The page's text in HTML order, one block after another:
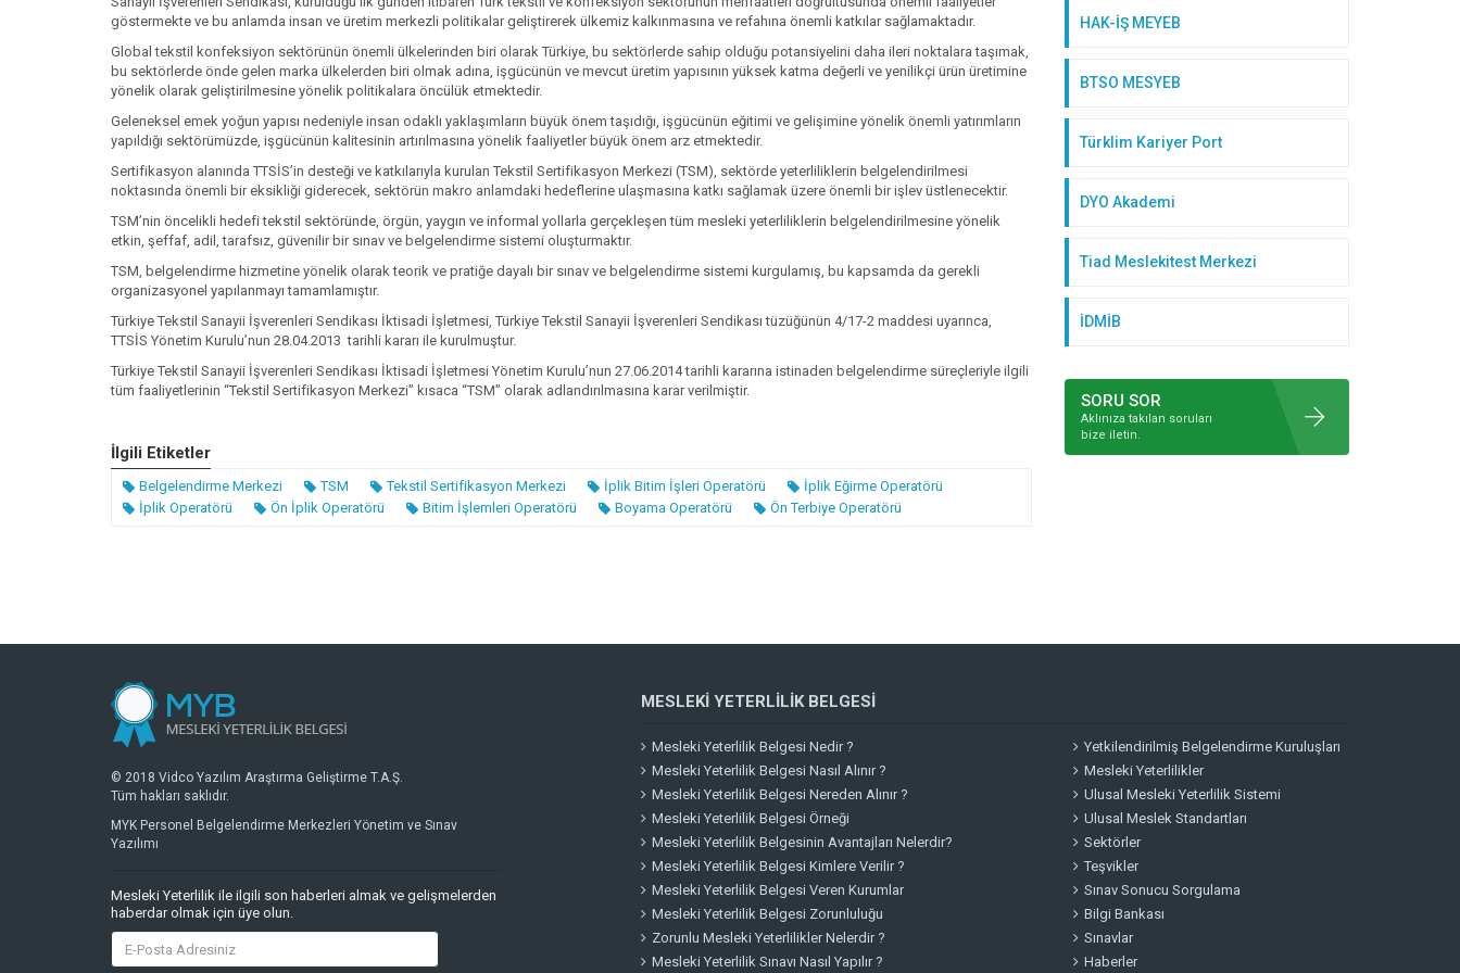
göstermekte ve bu anlamda insan ve üretim merkezli politikalar geliştirerek ülkemiz kalkınmasına ve refahına önemli katkılar sağlamaktadır.
Global tekstil konfeksiyon sektörünün önemli ülkelerinden biri olarak Türkiye, bu sektörlerde sahip olduğu potansiyelini daha ileri noktalara taşımak,
bu sektörlerde önde gelen marka ülkelerden biri olmak adına, işgücünün ve mevcut üretim yapısının yüksek katma değerli ve yenilikçi ürün üretimine
yönelik olarak geliştirilmesine yönelik politikalara öncülük etmektedir.
Geleneksel emek yoğun yapısı nedeniyle insan odaklı yaklaşımların büyük önem taşıdığı, işgücünün eğitimi ve gelişimine yönelik önemli yatırımların
yapıldığı sektörümüzde, işgücünün kalitesinin artırılmasına yönelik faaliyetler büyük önem arz etmektedir.
Sertifikasyon alanında TTSİS’in desteği ve katkılarıyla kurulan Tekstil Sertifikasyon Merkezi (TSM), sektörde yeterliliklerin belgelendirilmesi
noktasında önemli bir eksikliği giderecek, sektörün makro anlamdaki hedeflerine ulaşmasına katkı sağlamak üzere önemli bir işlev üstlenecektir.
TSM’nin öncelikli hedefi tekstil sektöründe, örgün, yaygın ve informal yollarla gerçekleşen tüm mesleki yeterliliklerin belgelendirilmesine yönelik
etkin, şeffaf, adil, tarafsız, güvenilir bir sınav ve belgelendirme sistemi oluşturmaktır.
TSM, belgelendirme hizmetine yönelik olarak teorik ve pratiğe dayalı bir sınav ve belgelendirme sistemi kurgulamış, bu kapsamda da gerekli
organizasyonel yapılanmayı tamamlamıştır.
Türkiye Tekstil Sanayii İşverenleri Sendikası İktisadi İşletmesi, Türkiye Tekstil Sanayii İşverenleri Sendikası tüzüğünün 4/17-2 maddesi uyarınca,
TTSİS Yönetim Kurulu’nun 28.04.2013 tarihli kararı ile kurulmuştur.
Türkiye Tekstil Sanayii İşverenleri Sendikası İktisadi İşletmesi Yönetim Kurulu’nun 27.06.2014 tarihli kararına istinaden belgelendirme süreçleriyle ilgili
tüm faaliyetlerinin “Tekstil Sertifikasyon Merkezi” kısaca “TSM” olarak adlandırılmasına karar verilmiştir.
İlgili Etiketler
Belgelendirme Merkezi TSM Tekstil Sertifikasyon Merkezi İplik Bitim İşleri Operatörü
İplik Eğirme Operatörü
İplik Operatörü
Ön İplik Operatörü Bitim İşlemleri Operatörü Boyama Operatörü Ön Terbiye Operatörü
HAK-İŞ MEYEB
BTSO MESYEB
Türklim Kariyer Port
DYO Akademi
Tiad Meslekitest Merkezi
İDMİB
SORU SOR
Aklınıza takılan soruları
bize iletin.
© 2018 Vidco Yazılım Araştırma Geliştirme T.A.Ş.
Tüm hakları saklıdır.
MYK Personel Belgelendirme Merkezleri Yönetim ve Sınav
Yazılımı
Mesleki Yeterlilik ile ilgili son haberleri almak ve gelişmelerden
haberdar olmak için üye olun.
MESLEKI YETERLILIK BELGESI
Mesleki Yeterlilik Belgesi Nedir ?
Mesleki Yeterlilik Belgesi Nasıl Alınır ?
Mesleki Yeterlilik Belgesi Nereden Alınır ?
Mesleki Yeterlilik Belgesi Örneği
Mesleki Yeterlilik Belgesinin Avantajları Nelerdir?
Mesleki Yeterlilik Belgesi Kimlere Verilir ?
Mesleki Yeterlilik Belgesi Veren Kurumlar
Mesleki Yeterlilik Belgesi Zorunluluğu
Zorunlu Mesleki Yeterlilikler Nelerdir ?
Mesleki Yeterlilik Sınavı Nasıl Yapılır ?
Yetkilendirilmiş Belgelendirme Kuruluşları
Mesleki Yeterlilikler
Ulusal Mesleki Yeterlilik Sistemi
Ulusal Meslek Standartları
Sektörler
Teşvikler
Sınav Sonucu Sorgulama
Bilgi Bankası
Sınavlar
Haberler